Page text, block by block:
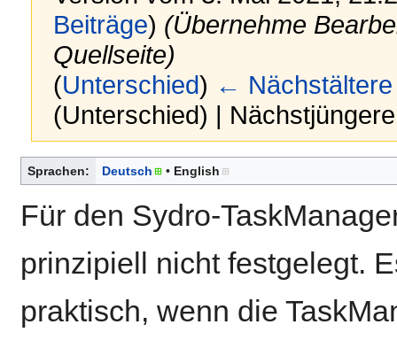
Beiträge) (Übernehme
Quellseite)
(Unterschied) ← Nächstältere
(Unterschied) |
Sprachen: Deutsch English
Für den Sydro-
prinzipiell nicht festgelegt.
praktisch, wenn die